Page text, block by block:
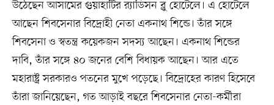
উঠেছেন আসামের গুয়াহাটির র‌্যাডিসন ব্লু হোটেলে। এ হোটেলে
আছেন শিবসেনার বিদ্রোহী নেতা একনাথ শিন্ডে। তাঁর সঙ্গে
শিবসেনা ও স্বতন্ত্র কয়েকজন সদস্য আছেন। একনাথ শিন্ডের
দাবি, তাঁর সঙ্গে ৪০ জনের বেশি বিধায়ক আছেন। আর এতে
মহারাষ্ট্র সরকারও পতনের মুখে পড়েছে। বিদ্রোহের কারণ হিসেবে
তাঁরা জানিয়েছেন, গত আড়াই বছরে শিবসেনার নেতা-কর্মীরা